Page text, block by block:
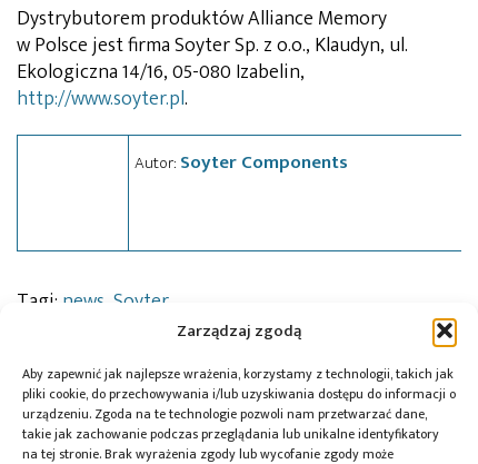
Zarządzaj zgodą
Aby zapewnić jak najlepsze wrażenia, korzystamy z technologii, takich jak
pliki cookie, do przechowywania i/lub uzyskiwania dostępu do informacji o
urządzeniu. Zgoda na te technologie pozwoli nam przetwarzać dane,
takie jak zachowanie podczas przeglądania lub unikalne identyfikatory
na tej stronie. Brak wyrażenia zgody lub wycofanie zgody może
Dystrybutorem produktów Alliance Memory
w Polsce jest firma Soyter Sp. z o.o., Klaudyn, ul.
Ekologiczna 14/16, 05-080 Izabelin,
http://www.soyter.pl.
Autor: Soyter Components
Tagi: news Soyter
Przeczytaj również: